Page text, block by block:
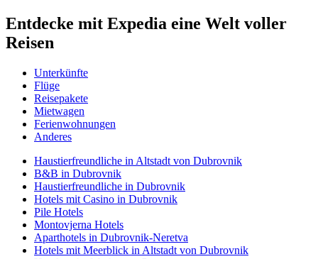
Entdecke mit Expedia eine Welt voller
Reisen
Unterkünfte
Flüge
Reisepakete
Mietwagen
Ferienwohnungen
Anderes
Haustierfreundliche in Altstadt von Dubrovnik
B&B in Dubrovnik
Haustierfreundliche in Dubrovnik
Hotels mit Casino in Dubrovnik
Pile Hotels
Montovjerna Hotels
Aparthotels in Dubrovnik-Neretva
Hotels mit Meerblick in Altstadt von Dubrovnik